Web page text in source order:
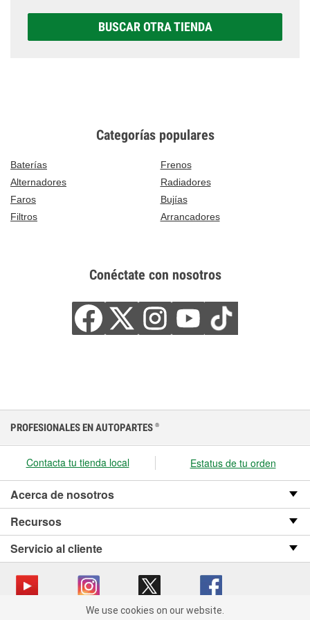
BUSCAR OTRA TIENDA
Categorías populares
Baterías
Frenos
Alternadores
Radiadores
Faros
Bujías
Filtros
Arrancadores
Conéctate con nosotros
We use cookies on our website. By clicking "Accept", you consent
PROFESIONALES EN AUTOPARTES ®
Contacta tu tienda local Estatus de tu orden
Acerca de nosotros
Recursos
Servicio al cliente
We use cookies on our website.